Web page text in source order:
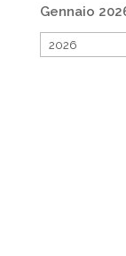
Gennaio